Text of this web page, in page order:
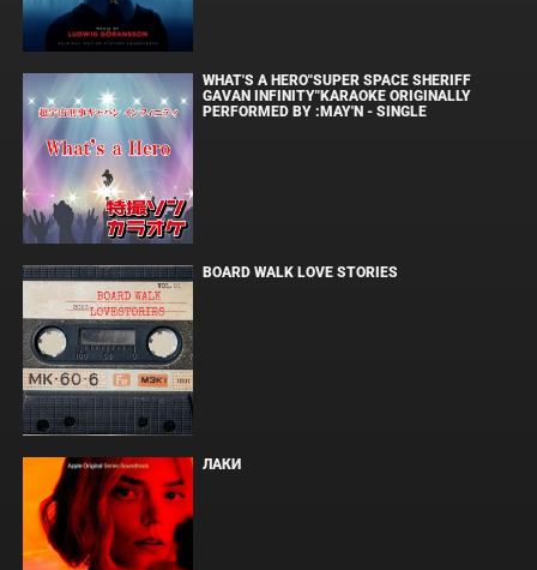
WHAT'S A HERO"SUPER SPACE SHERIFF
GAVAN INFINITY"KARAOKE ORIGINALLY
PERFORMED BY :MAY'N - SINGLE
BOARD WALK LOVE STORIES
ЛАКИ